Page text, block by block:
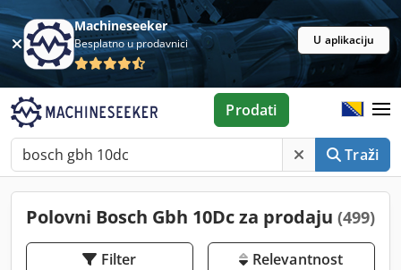
Machineseeker
Besplatno u prodavnici U aplikaciju
Traži
Prodati
Polovni Bosch Gbh 10Dc za prodaju (499)
Filter Relevantnost